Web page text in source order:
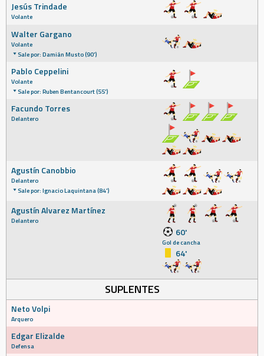
Jesús Trindade
Volante
Walter Gargano
Volante
Sale por: Damián Musto (90')
Pablo Ceppelini
Volante
Sale por: Ruben Bentancourt (55')
Facundo Torres
Delantero
Agustín Canobbio
Delantero
Sale por: Ignacio Laquintana (84')
Agustín Alvarez Martínez
Delantero
60'
Gol de cancha
64'
SUPLENTES
Neto Volpi
Arquero
Edgar Elizalde
Defensa